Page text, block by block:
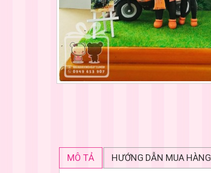
MÔ TẢ HƯỚNG DẪN MUA HÀNG